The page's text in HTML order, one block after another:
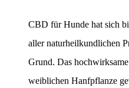
CBD für Hunde hat sich
aller naturheilkundlichen
Grund. Das
weiblichen Hanfpflanze